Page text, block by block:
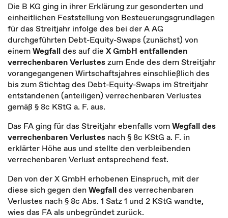
Die B KG ging in ihrer Erklärung zur gesonderten und
einheitlichen Feststellung von Besteuerungsgrundlagen
für das Streitjahr infolge des bei der A AG
durchgeführten Debt-Equity-Swaps (zunächst) von
einemWegfalldes auf die X GmbH entfallenden
verrechenbaren Verlusteszum Ende des dem Streitjahr
vorangegangenen Wirtschaftsjahres einschließlich des
bis zum Stichtag des Debt-Equity-Swaps im Streitjahr
entstandenen (anteiligen) verrechenbaren Verlustes
gemäß § 8c KStG a. F. aus.
Das FA ging für das Streitjahr ebenfalls vomWegfall des
verrechenbaren Verlustes nach § 8c KStG a. F. in
erklärter Höhe aus und stellte den verbleibenden
verrechenbaren Verlust entsprechend fest.
Den von der X GmbH erhobenen Einspruch, mit der
diese sich gegen denWegfalldes verrechenbaren
Verlustes nach § 8c Abs. 1 Satz 1 und 2 KStG wandte,
wies das FA als unbegründet zurück.